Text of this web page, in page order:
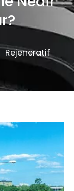
Rejeneratif